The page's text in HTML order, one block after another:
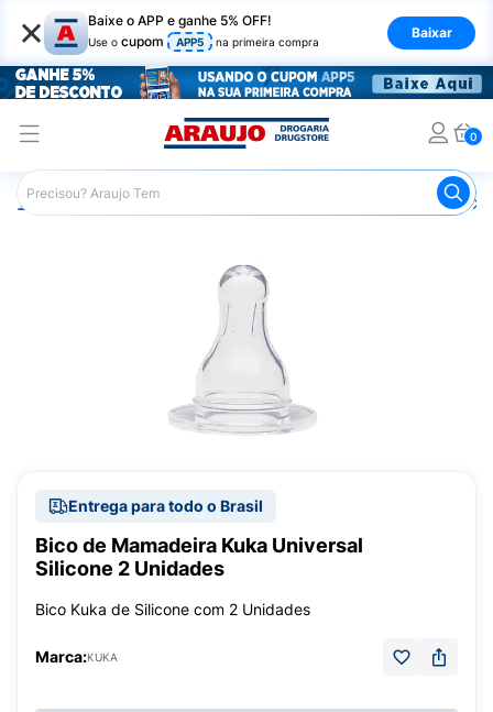
× Baixe o APP e ganhe 5% OFF!
Use o cupom APP5 na primeira compra
Baixar
0
Araujo Infantil Bico de Mamadeira
Entrega para todo o Brasil
Bico de Mamadeira Kuka Universal
Silicone 2 Unidades
Bico Kuka de Silicone com 2 Unidades
Marca:KUKA